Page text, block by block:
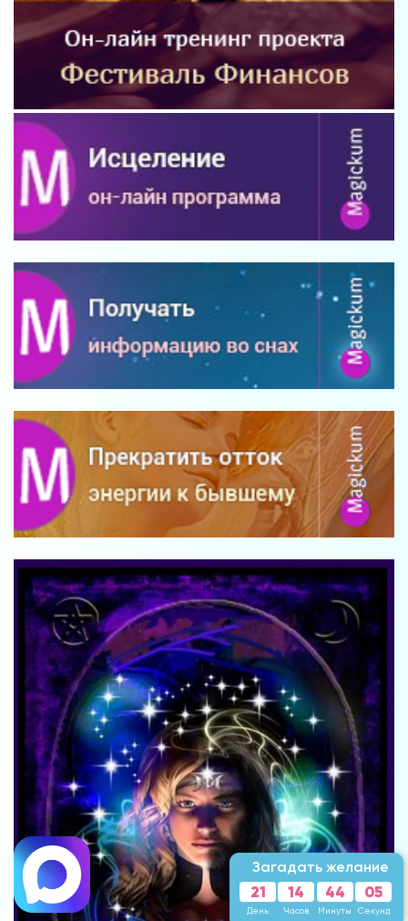
Загадать желание
21
День
14
Часов
44
Минуты
02
Секунды